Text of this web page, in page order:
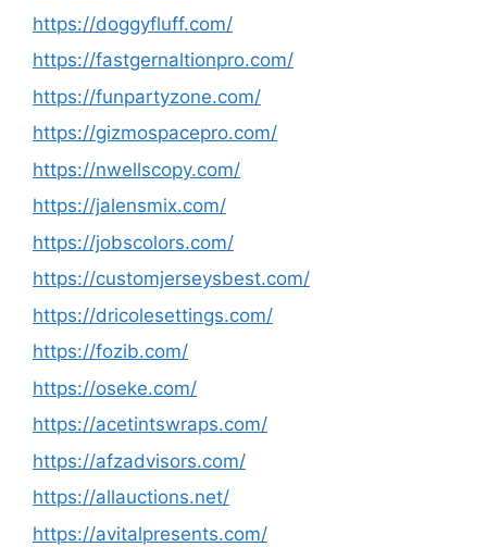
https://doggyfluff.com/
https://fastgernaltionpro.com/
https://funpartyzone.com/
https://gizmospacepro.com/
https://nwellscopy.com/
https://jalensmix.com/
https://jobscolors.com/
https://customjerseysbest.com/
https://dricolesettings.com/
https://fozib.com/
https://oseke.com/
https://acetintswraps.com/
https://afzadvisors.com/
https://allauctions.net/
https://avitalpresents.com/